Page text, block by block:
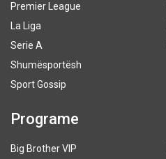
Premier League
La Liga
Serie A
Shumësportësh
Sport Gossip
Programe
Big Brother VIP